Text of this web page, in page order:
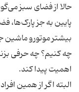
حالا از فضای سبز
پایین به جز پارک‌ها،
چه کنیم؟ چه حرفی
البته اگر از همین